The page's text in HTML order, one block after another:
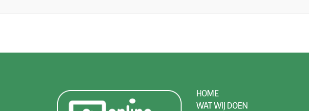
HOME
WAT WIJ DOEN